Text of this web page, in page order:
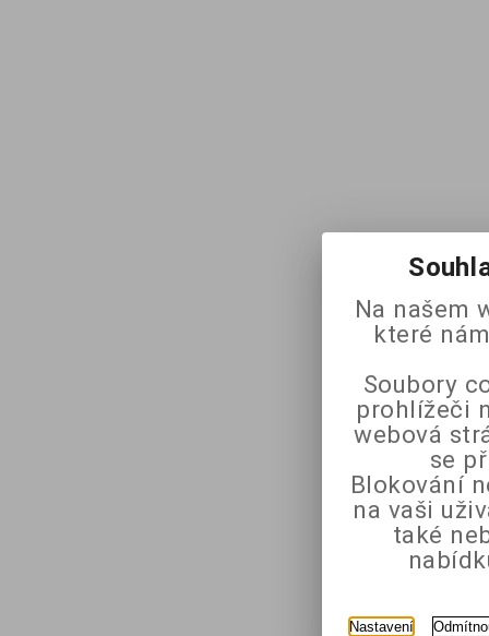
Na našem
které
Soubory
prohlížeči
webová
se
Blokování
na vaši
také
Nastavení